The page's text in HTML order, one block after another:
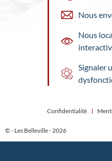
Nous
Nous
Signaler
© - Les Belleville - 2026
Confidentialité